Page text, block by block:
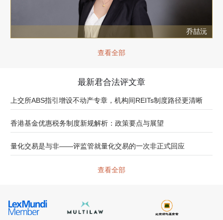
乔喆沅
查看全部
最新君合法评文章
上交所ABS指引增设不动产专章，机构间REITs制度路径更清晰
香港基金优惠税务制度新规解析：政策要点与展望
量化交易是与非——评监管就量化交易的一次非正式回应
查看全部